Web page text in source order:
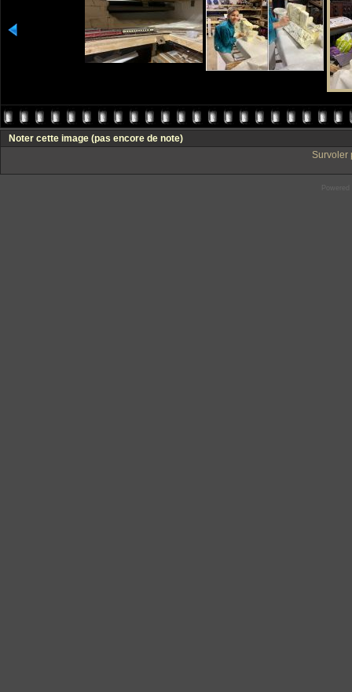
Noter cette image (pas encore de note)
Survoler